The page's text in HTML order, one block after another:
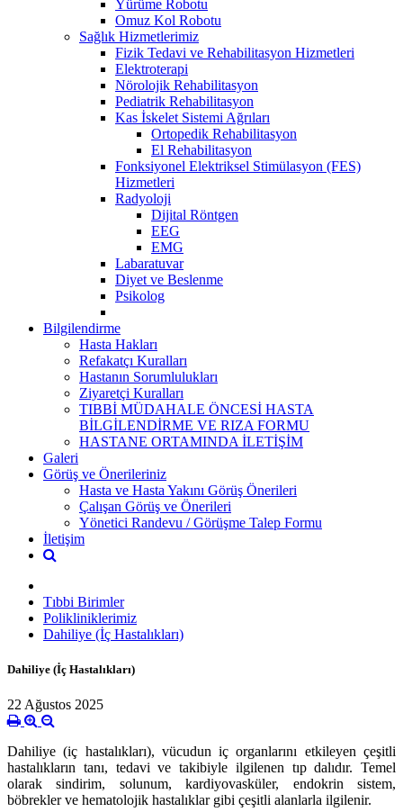
Yürüme Robotu
Omuz Kol Robotu
Sağlık Hizmetlerimiz
Fizik Tedavi ve Rehabilitasyon Hizmetleri
Elektroterapi
Nörolojik Rehabilitasyon
Pediatrik Rehabilitasyon
Kas İskelet Sistemi Ağrıları
Ortopedik Rehabilitasyon
El Rehabilitasyon
Fonksiyonel Elektriksel Stimülasyon (FES)
Hizmetleri
Radyoloji
Dijital Röntgen
EEG
EMG
Labaratuvar
Diyet ve Beslenme
Psikolog
Bilgilendirme
Hasta Hakları
Refakatçı Kuralları
Hastanın Sorumlulukları
Ziyaretçi Kuralları
TIBBİ MÜDAHALE ÖNCESİ HASTA
BİLGİLENDİRME VE RIZA FORMU
HASTANE ORTAMINDA İLETİŞİM
Galeri
Görüş ve Önerileriniz
Hasta ve Hasta Yakını Görüş Önerileri
Çalışan Görüş ve Önerileri
Yönetici Randevu / Görüşme Talep Formu
İletişim
Tıbbi Birimler
Polikliniklerimiz
Dahiliye (İç Hastalıkları)
Dahiliye (İç Hastalıkları)
22 Ağustos 2025
Dahiliye (iç hastalıkları), vücudun iç organlarını etkileyen çeşitli
hastalıkların tanı, tedavi ve takibiyle ilgilenen tıp dalıdır. Temel
olarak sindirim, solunum, kardiyovasküler, endokrin sistem,
böbrekler ve hematolojik hastalıklar gibi çeşitli alanlarla ilgilenir.